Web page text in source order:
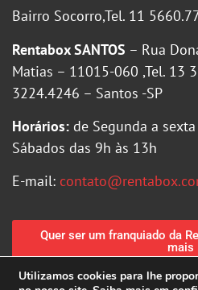
Bairro Socorro,Tel. 11
Rentabox SANTOS – Rua
Matias – 11015-060 ,Tel. 13
3224.4246 – Santos -SP
Horários: de Segunda a
Sábados das 9h às 13h
E-mail:
Quer ser um franquiado da
mais
Utilizamos cookies para lhe